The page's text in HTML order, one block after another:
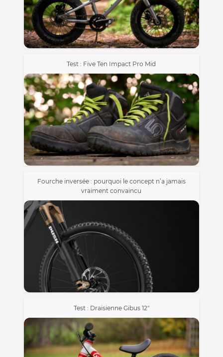
Test : Five Ten Impact Pro Mid
Fourche inversée : pourquoi le concept n’a jamais
vraiment convaincu
Test : Draisienne Gibus 12″